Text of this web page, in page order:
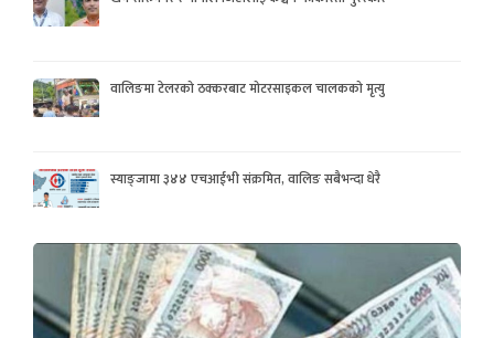
वालिङमा टेलरको ठक्करबाट मोटरसाइकल चालकको मृत्यु
स्याङ्जामा ३४४ एचआईभी संक्रमित, वालिङ सबैभन्दा धेरै